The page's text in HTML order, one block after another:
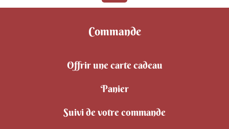
Commande
Offrir une carte cadeau
Panier
Suivi de votre commande